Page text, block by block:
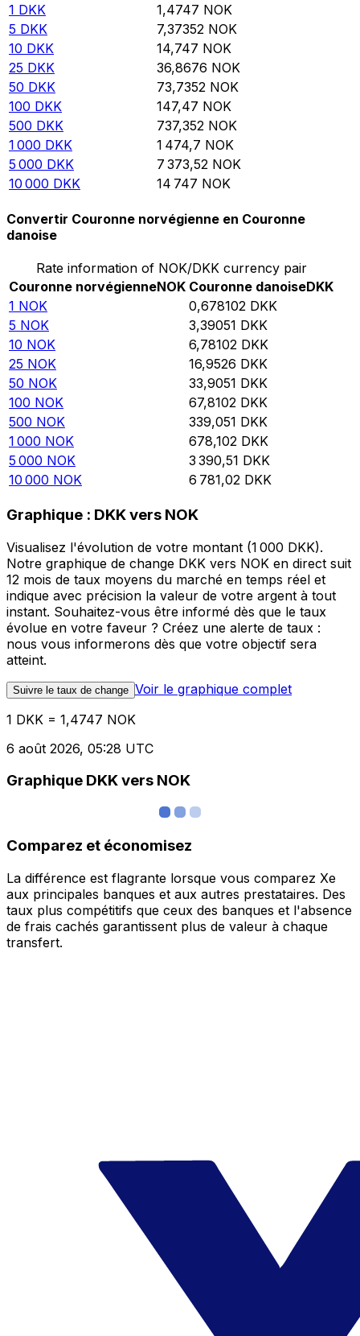
1 DKK 1,4747 NOK
5 DKK 7,37352 NOK
10 DKK 14,747 NOK
25 DKK 36,8676 NOK
50 DKK 73,7352 NOK
100 DKK 147,47 NOK
500 DKK 737,352 NOK
1 000 DKK 1 474,7 NOK
5 000 DKK 7 373,52 NOK
10 000 DKK 14 747 NOK
Convertir Couronne norvégienne en Couronne
danoise
Rate information of NOK/DKK currency pair
Couronne norvégienneNOK Couronne danoiseDKK
1 NOK 0,678102 DKK
5 NOK 3,39051 DKK
10 NOK 6,78102 DKK
25 NOK 16,9526 DKK
50 NOK 33,9051 DKK
100 NOK 67,8102 DKK
500 NOK 339,051 DKK
1 000 NOK 678,102 DKK
5 000 NOK 3 390,51 DKK
10 000 NOK 6 781,02 DKK
Graphique : DKK vers NOK
Visualisez l'évolution de votre montant (1 000 DKK).
Notre graphique de change DKK vers NOK en direct suit
12 mois de taux moyens du marché en temps réel et
indique avec précision la valeur de votre argent à tout
instant. Souhaitez-vous être informé dès que le taux
évolue en votre faveur ? Créez une alerte de taux :
nous vous informerons dès que votre objectif sera
atteint.
Suivre le taux de change Voir le graphique complet
1 DKK = 1,4747 NOK
6 août 2026, 05:28 UTC
Graphique DKK vers NOK
Comparez et économisez
La différence est flagrante lorsque vous comparez Xe
aux principales banques et aux autres prestataires. Des
taux plus compétitifs que ceux des banques et l'absence
de frais cachés garantissent plus de valeur à chaque
transfert.